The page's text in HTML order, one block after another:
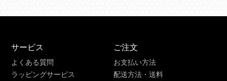
サービス
よくある質問
ラッピングサービス
ご注文
お支払い方法
配送方法・送料